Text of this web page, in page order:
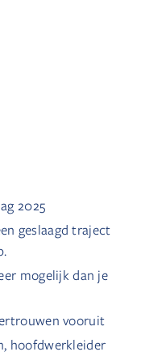
2025
geslaagd traject
mogelijk dan je
vooruit
hoofdwerkleider